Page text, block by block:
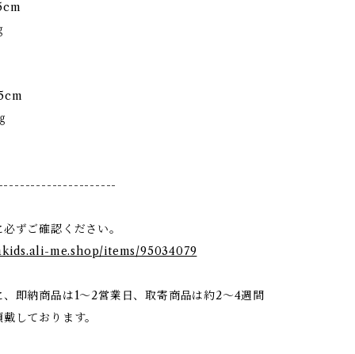
ずご確認ください。
me.shop/items/95034079
即納商品は1〜2営業日、取寄商品は約2〜4週間
しております。